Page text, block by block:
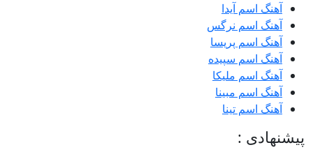
آهنگ اسم آیدا
آهنگ اسم نرگس
آهنگ اسم پریسا
آهنگ اسم سپیده
آهنگ اسم ملیکا
آهنگ اسم مبینا
آهنگ اسم تینا
پیشنهادی :